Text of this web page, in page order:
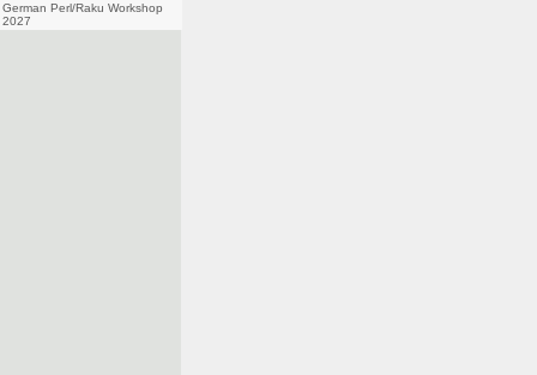
German Perl/Raku Workshop
2027